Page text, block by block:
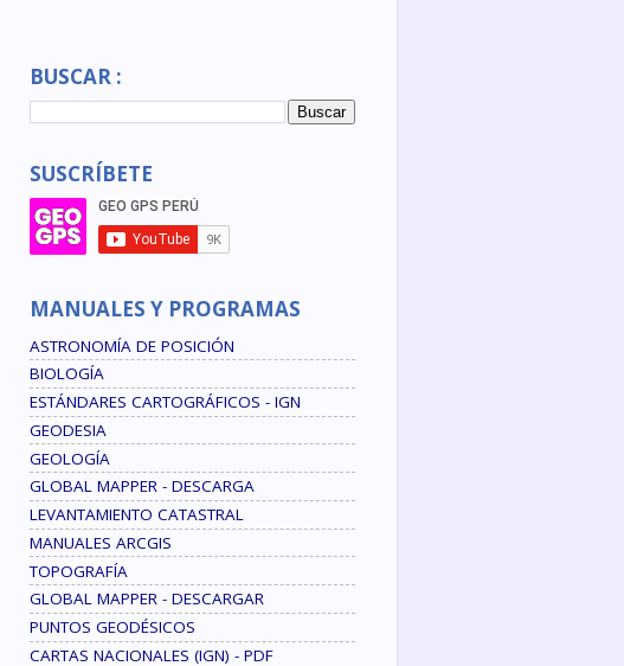
BUSCAR :
SUSCRÍBETE
MANUALES Y PROGRAMAS
ASTRONOMÍA DE POSICIÓN
BIOLOGÍA
ESTÁNDARES CARTOGRÁFICOS - IGN
GEODESIA
GEOLOGÍA
GLOBAL MAPPER - DESCARGA
LEVANTAMIENTO CATASTRAL
MANUALES ARCGIS
TOPOGRAFÍA
GLOBAL MAPPER - DESCARGAR
PUNTOS GEODÉSICOS
CARTAS NACIONALES (IGN) - PDF